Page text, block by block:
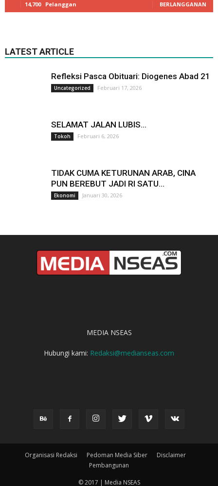
14,700 Pelanggan BERLANGGANAN
LATEST ARTICLE
Refleksi Pasca Obituari: Diogenes Abad 21
Uncategorized Februari 17, 2026
SELAMAT JALAN LUBIS…
Tokoh Februari 6, 2026
TIDAK CUMA KETURUNAN ARAB, CINA
PUN BEREBUT JADI RI SATU…
Ekonomi Januari 30, 2026
MEDIA NSEAS
Hubungi kami: Redaksi@medianseas.com
Organisasi Redaksi Pedoman Media Siber
Disclaimer
Pembangunan
© 2017 | Media NSEAS